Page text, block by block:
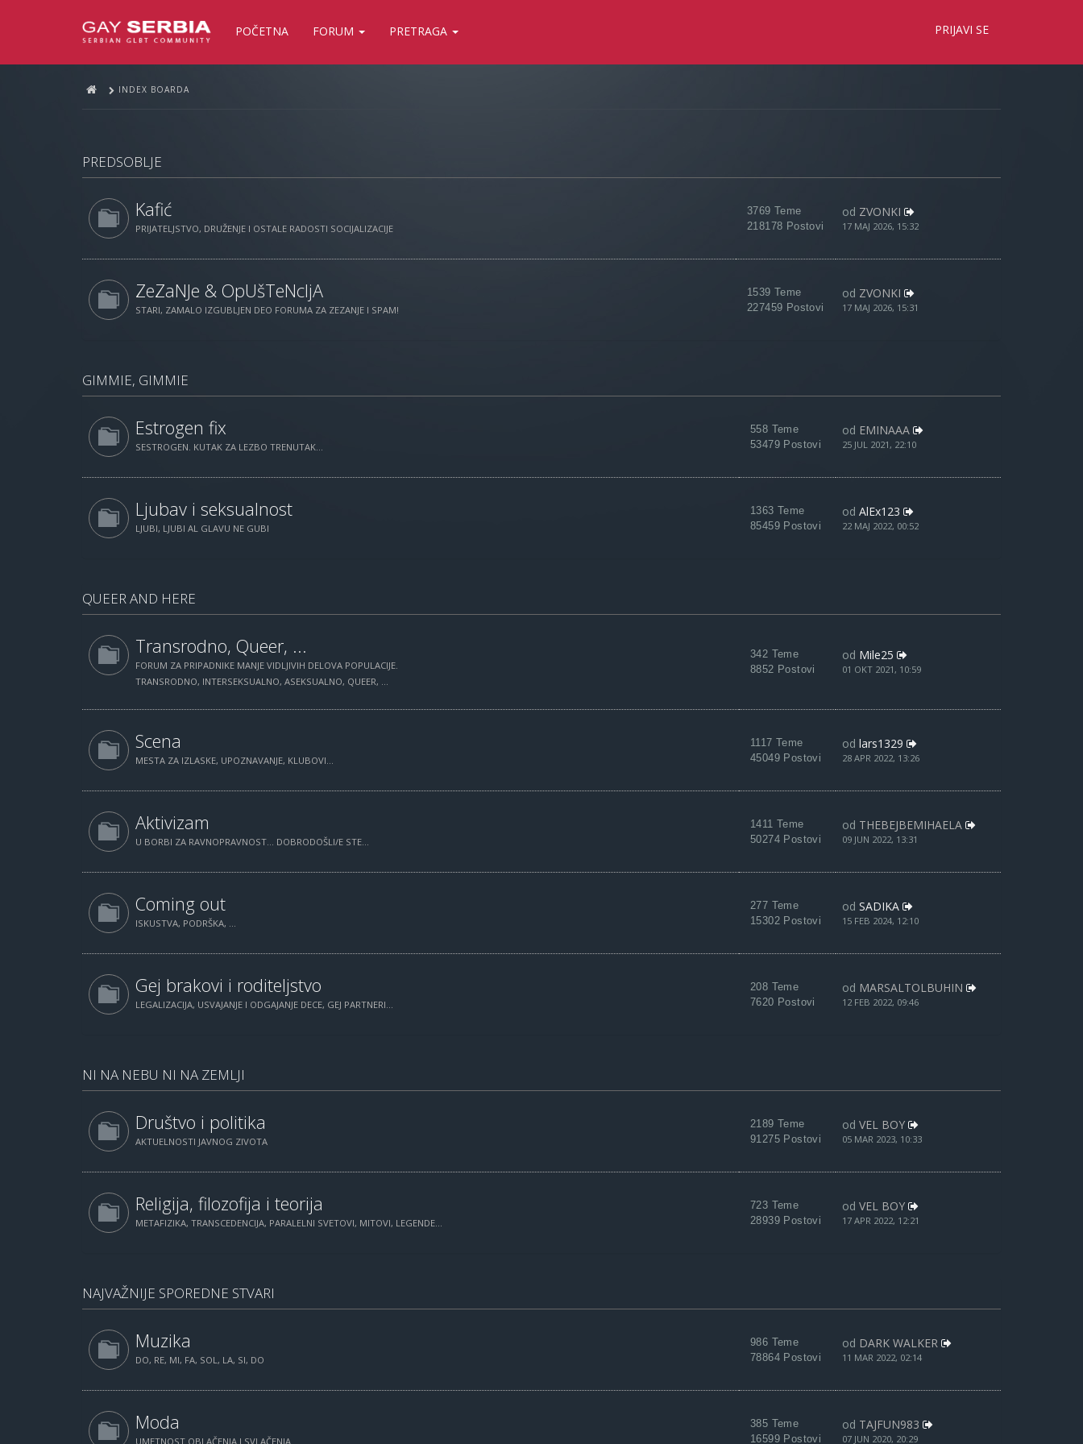
POČETNA FORUM PRETRAGA PRIJAVI SE
INDEX BOARDA
PREDSOBLJE
Kafić
PRIJATELJSTVO, DRUŽENJE I OSTALE RADOSTI SOCIJALIZACIJE
3769 Teme
218178 Postovi
od ZVONKI
17 MAJ 2026, 15:32
ZeZaNJe & OpUšTeNcIjA
STARI, ZAMALO IZGUBLJEN DEO FORUMA ZA ZEZANJE I SPAM!
1539 Teme
227459 Postovi
od ZVONKI
17 MAJ 2026, 15:31
GIMMIE, GIMMIE
Estrogen fix
SESTROGEN. KUTAK ZA LEZBO TRENUTAK...
558 Teme
53479 Postovi
od EMINAAA
25 JUL 2021, 22:10
Ljubav i seksualnost
LJUBI, LJUBI AL GLAVU NE GUBI
1363 Teme
85459 Postovi
od AlEx123
22 MAJ 2022, 00:52
QUEER AND HERE
Transrodno, Queer, ...
FORUM ZA PRIPADNIKE MANJE VIDLJIVIH DELOVA POPULACIJE.
TRANSRODNO, INTERSEKSUALNO, ASEKSUALNO, QUEER, ...
342 Teme
8852 Postovi
od Mile25
01 OKT 2021, 10:59
Scena
MESTA ZA IZLASKE, UPOZNAVANJE, KLUBOVI...
1117 Teme
45049 Postovi
od lars1329
28 APR 2022, 13:26
Aktivizam
U BORBI ZA RAVNOPRAVNOST... DOBRODOŠLI/E STE...
1411 Teme
50274 Postovi
od THEBEJBEMIHAELA
09 JUN 2022, 13:31
Coming out
ISKUSTVA, PODRŠKA, ...
277 Teme
15302 Postovi
od SADIKA
15 FEB 2024, 12:10
Gej brakovi i roditeljstvo
LEGALIZACIJA, USVAJANJE I ODGAJANJE DECE, GEJ PARTNERI...
208 Teme
7620 Postovi
od MARSALTOLBUHIN
12 FEB 2022, 09:46
NI NA NEBU NI NA ZEMLJI
Društvo i politika
AKTUELNOSTI JAVNOG ZIVOTA
2189 Teme
91275 Postovi
od VEL BOY
05 MAR 2023, 10:33
Religija, filozofija i teorija
METAFIZIKA, TRANSCEDENCIJA, PARALELNI SVETOVI, MITOVI, LEGENDE...
723 Teme
28939 Postovi
od VEL BOY
17 APR 2022, 12:21
NAJVAŽNIJE SPOREDNE STVARI
Muzika
DO, RE, MI, FA, SOL, LA, SI, DO
986 Teme
78864 Postovi
od DARK WALKER
11 MAR 2022, 02:14
Moda
UMETNOST OBLAČENJA I SVLAČENJA
385 Teme
16599 Postovi
od TAJFUN983
07 JUN 2020, 20:29